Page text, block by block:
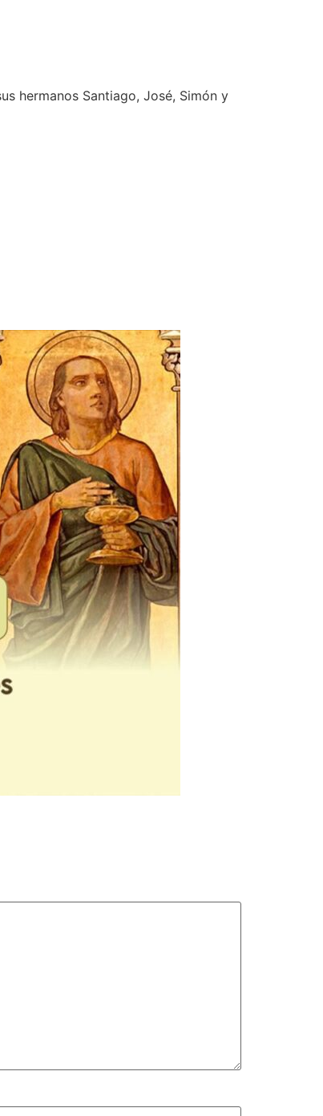
hermanos Santiago, José, Simón y